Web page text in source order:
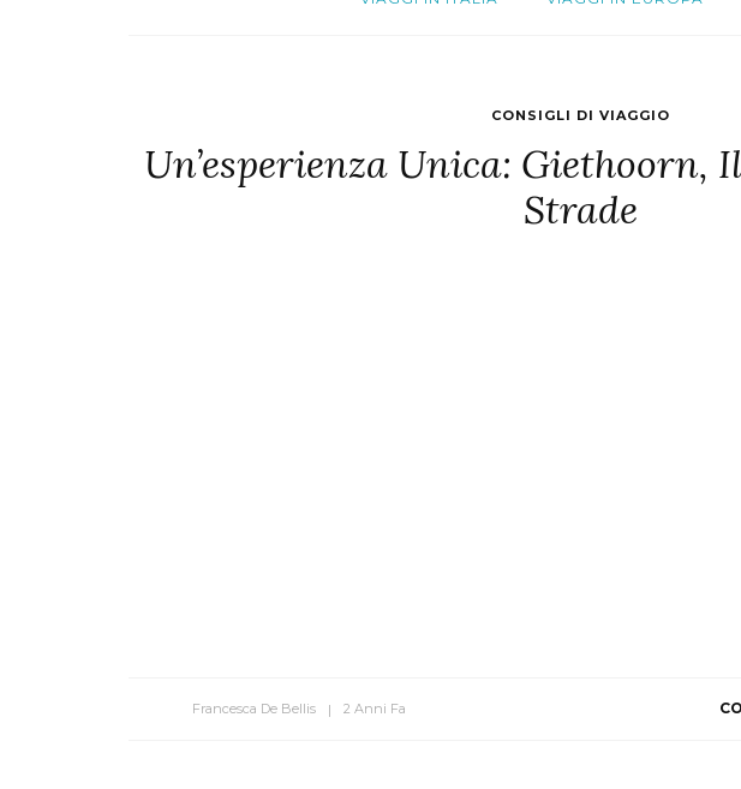
CONSIGLI DI VIAGGIO
Un’esperienza Unica: Giethoorn,
Strade
Francesca De Bellis 2 Anni Fa